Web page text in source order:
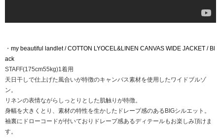
・ my beautiful landlet / COTTON LYOCEL&LINEN CANVAS WIDE JACKET / Bl
ack
STAFF(175cm55kg)1着用
天日干しで仕上げた風合いが特徴のキャンバス素材を使用したワイドブルゾ
ン。
リネンの表情ながらしっとりとした肌触りが特徴。
身幅を大きくとり、素材の特性を生かしたドレープ感のあるBIGシルエット。
袖裏にドローコードが付いておりドレープ感あるディテールもお楽しみ頂けま
す。